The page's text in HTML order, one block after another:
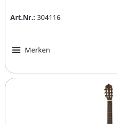
Art.Nr.: 304116
Merken